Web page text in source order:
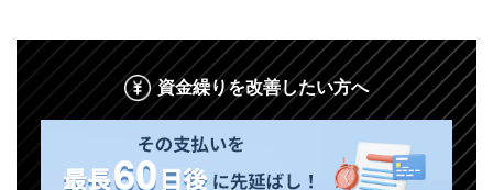
資金繰りを改善したい方へ